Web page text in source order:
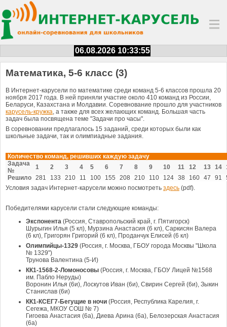
06.08.2026 10:33:55
Математика, 5-6 класс (3)
В Интернет-карусели по математике среди команд 5-6 классов прошла 20
ноября 2017 года. В ней приняли участие около 410 команд из России,
Беларуси, Казахстана и Молдавии. Соревнование прошло для участников
карусель-кружка , а также для всех желающих команд. Большая часть
задач была посвящена теме "Задачи про часы".
В соревновании предлагалось 15 заданий, среди которых были как
школьные задачи, так и олимпиадные задания.
Количество команд, решивших каждую задачу
Задача
№
1 2 3 4 5 6 7 8 9 10 11 12 13 14
Решило 281 133 210 11 100 155 208 210 110 124 38 160 47 91
Условия задач Интернет-карусели можно посмотреть здесь (pdf).
Победителями карусели стали следующие команды:
Экспонента (Россия, Ставропольский край, г. Пятигорск)
Шурыгин Илья (5 кл), Мурзина Анастасия (6 кл), Саркисян Валера
(6 кл), Григорян Григорий (6 кл), Проданчук Елисей (6 кл)
Олимпийцы-1329 (Россия, г. Москва, ГБОУ города Москвы "Школа
№ 1329")
Трунова Валентина (5-И)
КК1-1568-2-Ломоносовы (Россия, г. Москва, ГБОУ Лицей №1568
им. Пабло Неруды)
Воронин Илья (6и), Лоскутов Иван (6и), Свирин Сергей (6и), Зыкин
Станислав (6и)
КК1-КСЕГ7-Бегущие в ночи (Россия, Республика Карелия, г.
Сегежа, МКОУ СОШ № 7)
Гигоева Анастасия (6а), Диева Арина (6а), Белозерская Анастасия
(6а)